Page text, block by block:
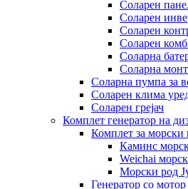
Соларен
Соларен
Соларен
Соларен
Соларна
Соларна
Соларна пумпа за
Соларен клима
Соларен грејач
Комплет генератор на
Комплет за морски
Каминс
Weichai
Морски род
Генератор со